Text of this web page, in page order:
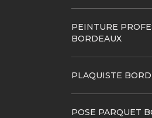
PEINTURE
BORDEAUX
PLAQUISTE
POSE PARQUET